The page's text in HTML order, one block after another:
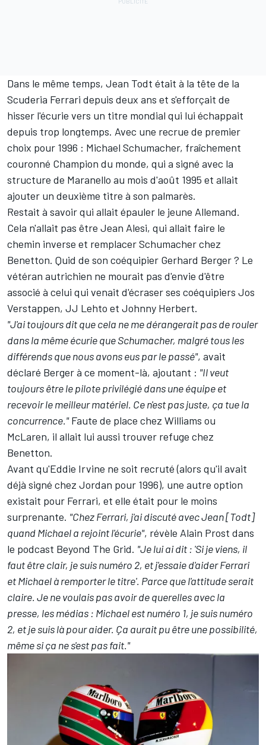
Dans le même temps, Jean Todt était à la tête de la
Scuderia Ferrari depuis deux ans et s'efforçait de
hisser l'écurie vers un titre mondial qui lui échappait
depuis trop longtemps. Avec une recrue de premier
choix pour 1996 : Michael Schumacher, fraîchement
couronné Champion du monde, qui a signé avec la
structure de Maranello au mois d'août 1995 et allait
ajouter un deuxième titre à son palmarès.
Restait à savoir qui allait épauler le jeune Allemand.
Cela n'allait pas être Jean Alesi, qui allait faire le
chemin inverse et remplacer Schumacher chez
Benetton. Quid de son coéquipier Gerhard Berger? Le
vétéran autrichien ne mourait pas d'envie d'être
associé à celui qui venait d'écraser ses coéquipiers Jos
Verstappen, JJ Lehto et Johnny Herbert.
"J'ai toujours dit que cela ne me dérangerait pas de rouler
dans la même écurie que Schumacher, malgré tous les
différends que nous avons eus par le passé", avait
déclaré Berger à ce moment-là, ajoutant : "Il veut
toujours être le pilote privilégié dans une équipe et
recevoir le meilleur matériel. Ce n'est pas juste, ça tue la
concurrence."Faute de place chez Williams ou
McLaren, il allait lui aussi trouver refuge chez
Benetton.
Avant qu'Eddie Irvine ne soit recruté (alors qu'il avait
déjà signé chez Jordan pour 1996), une autre option
existait pour Ferrari, et elle était pour le moins
surprenante. "Chez Ferrari, j'ai discuté avec Jean [Todt]
quand Michael a rejoint l'écurie", révèle Alain Prost dans
le podcast Beyond The Grid. "Je lui ai dit : 'Si je viens, il
faut être clair, je suis numéro 2, et j'essaie d'aider Ferrari
et Michael à remporter le titre'. Parce que l'attitude serait
claire. Je ne voulais pas avoir de querelles avec la
presse, les médias : Michael est numéro 1, je suis numéro
2, et je suis là pour aider. Ça aurait pu être une possibilité,
même si ça ne s'est pas fait."